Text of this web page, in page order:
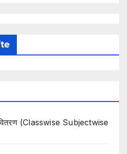
वितरण (Classwise Subjectwise